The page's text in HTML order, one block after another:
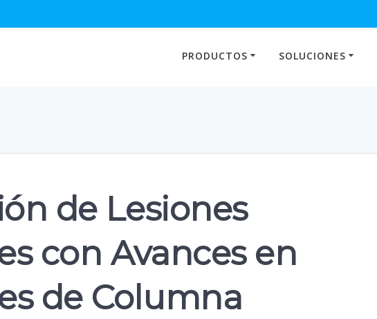
PRODUCTOS SOLUCIONES
de Lesiones
con Avances en
de Columna